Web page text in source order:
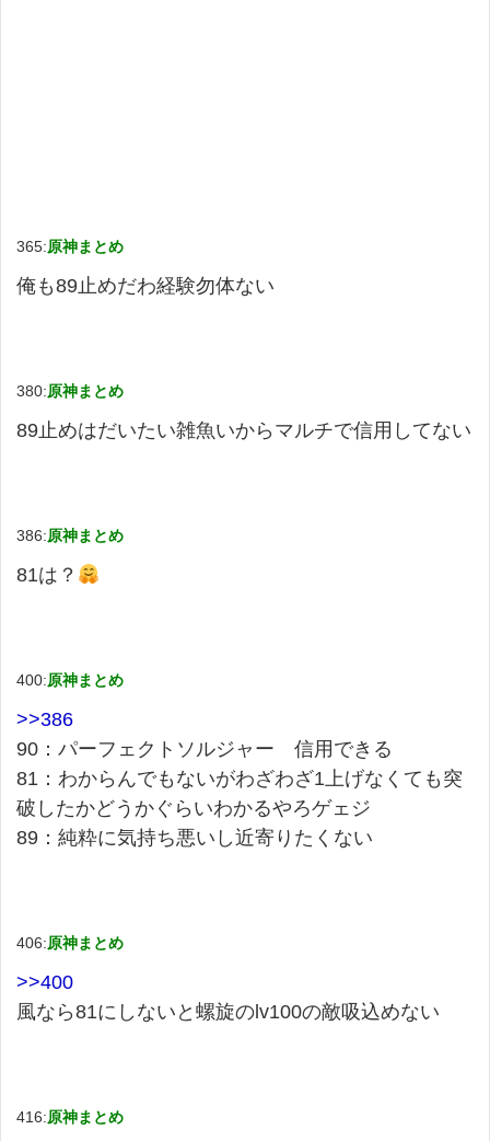
365:原神まとめ
俺も89止めだわ経験勿体ない
380:原神まとめ
89止めはだいたい雑魚いからマルチで信用してない
386:原神まとめ
81は？
400:原神まとめ
>>386
90：パーフェクトソルジャー 信用できる
81：わからんでもないがわざわざ1上げなくても突
破したかどうかぐらいわかるやろゲェジ
89：純粋に気持ち悪いし近寄りたくない
406:原神まとめ
>>400
風なら81にしないと螺旋のlv100の敵吸込めない
416:原神まとめ